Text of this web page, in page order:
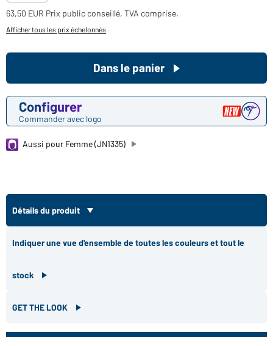
63,50 EUR Prix public conseillé, TVA comprise.
Afficher tous les prix échelonnés
Configurer
Commander avec logo
Dans le panier
Aussi pour Femme (JN1335)
Détails du produit
Indiquer une vue d'ensemble de toutes les couleurs et tout le
stock
GET THE LOOK